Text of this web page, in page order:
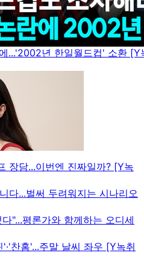
...'2002년 한일월드컵' 소환 [Y
장담...이번엔 진짜일까? [Y녹
다...벌써 두려워지는 시나리오
"...평론가와 함께하는 오디세
찬홈'...주말 날씨 좌우 [Y녹취